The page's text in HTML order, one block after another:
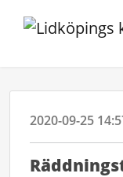
2020-09-25